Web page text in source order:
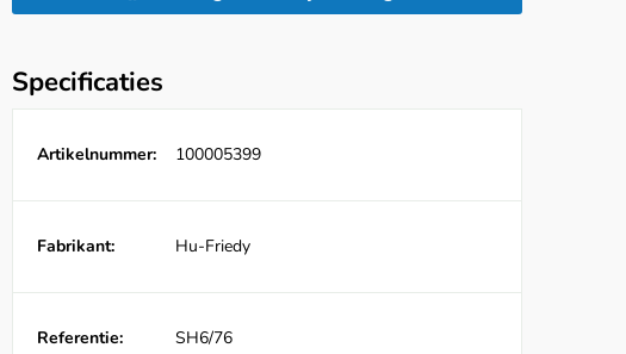
Specificaties
Artikelnummer: 100005399
Fabrikant: Hu-Friedy
Referentie: SH6/76